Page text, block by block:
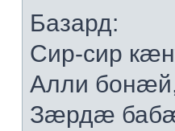
Базард:
Сир-сир
Алли
Зæрдæ